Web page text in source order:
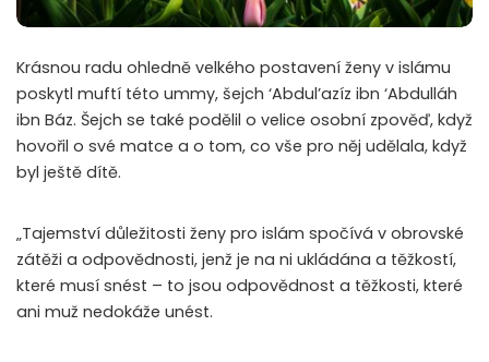
Krásnou radu ohledně velkého postavení ženy v islámu
poskytl muftí této ummy, šejch ‘Abdul’azíz ibn ‘Abdulláh
ibn Báz. Šejch se také podělil o velice osobní zpověď, když
hovořil o své matce a o tom, co vše pro něj udělala, když
byl ještě dítě.
„Tajemství důležitosti ženy pro islám spočívá v obrovské
zátěži a odpovědnosti, jenž je na ni ukládána a těžkostí,
které musí snést – to jsou odpovědnost a těžkosti, které
ani muž nedokáže unést.